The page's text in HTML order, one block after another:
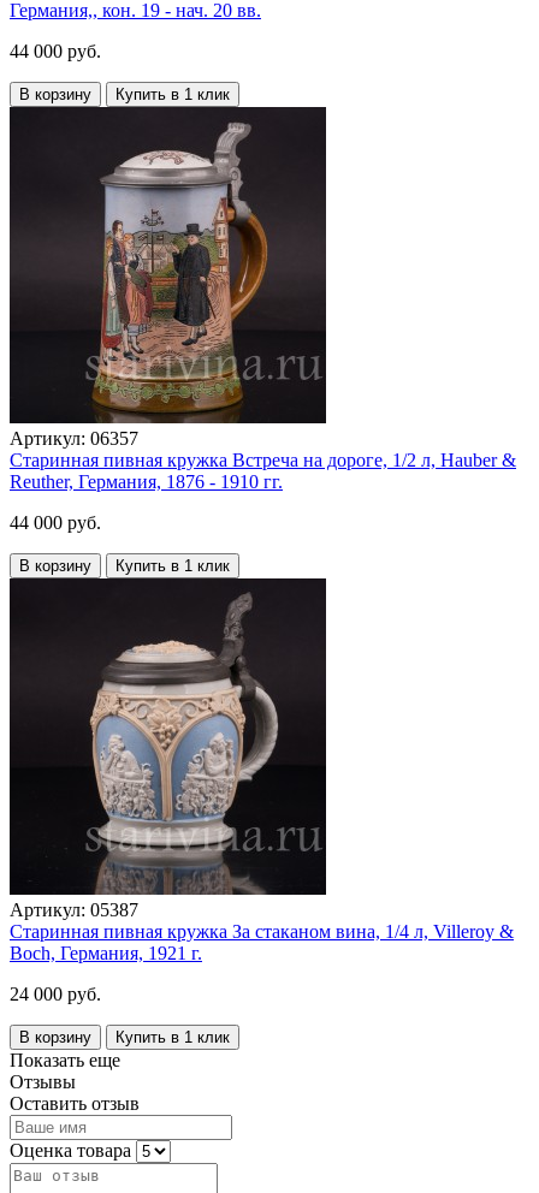
Германия,, кон. 19 - нач. 20 вв.
44 000 руб.
В корзину Купить в 1 клик
Артикул: 06357
Старинная пивная кружка Встреча на дороге, 1/2 л, Hauber &
Reuther, Германия, 1876 - 1910 гг.
44 000 руб.
В корзину Купить в 1 клик
Артикул: 05387
Старинная пивная кружка За стаканом вина, 1/4 л, Villeroy &
Boch, Германия, 1921 г.
24 000 руб.
В корзину Купить в 1 клик
Показать еще
Отзывы
Оставить отзыв
Оценка товара